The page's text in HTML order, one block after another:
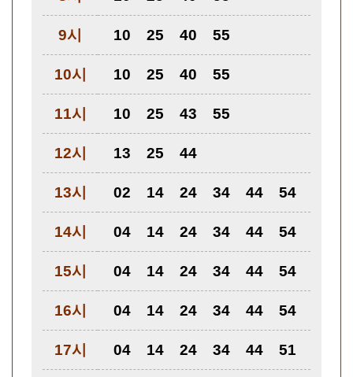
9시 10 25 40 55
10시 10 25 40 55
11시 10 25 43 55
12시 13 25 44
13시 02 14 24 34 44 54
14시 04 14 24 34 44 54
15시 04 14 24 34 44 54
16시 04 14 24 34 44 54
17시 04 14 24 34 44 51